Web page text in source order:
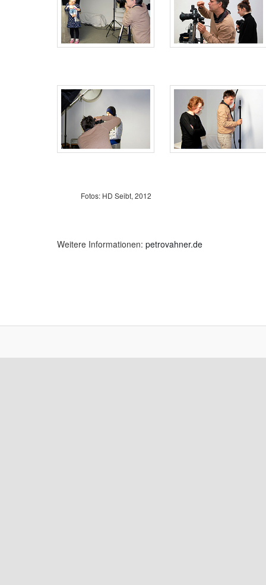
Fotos: HD Seibt, 2012
Weitere Informationen: petrovahner.de